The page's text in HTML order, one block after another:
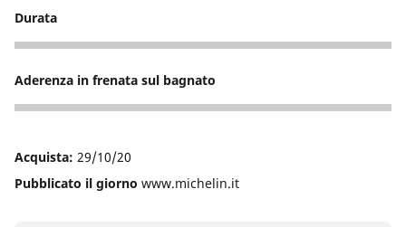
Durata
5
Aderenza in frenata sul bagnato
5
Acquista: 29/10/20
Pubblicato il giorno www.michelin.it